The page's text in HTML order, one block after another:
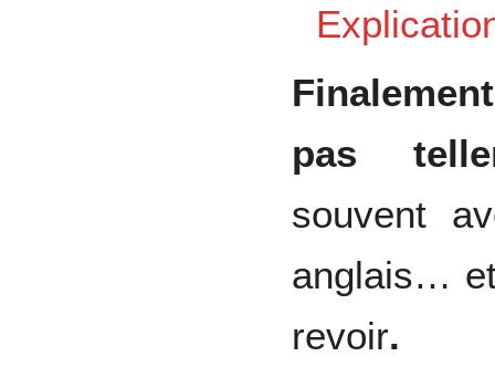
pas
souvent
anglais…
revoir.